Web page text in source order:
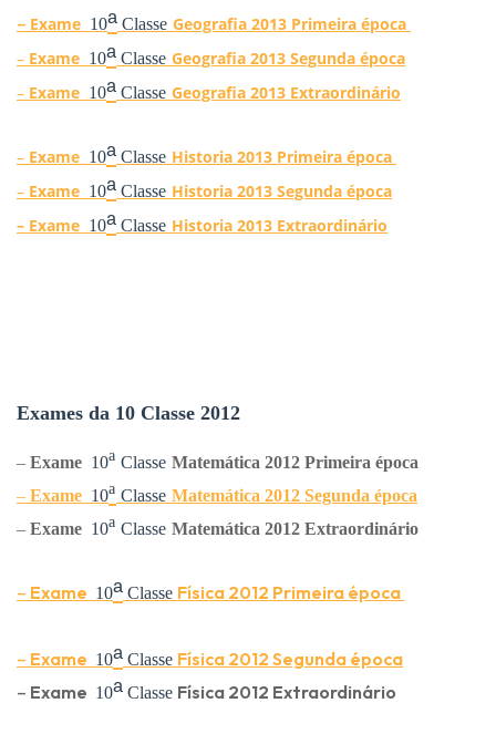
– Exame 10ᵃ Classe Geografia 2013 Primeira época
– Exame 10ᵃ Classe Geografia 2013 Segunda época
– Exame 10ᵃ Classe Geografia 2013 Extraordinário
– Exame 10ᵃ Classe Historia 2013 Primeira época
– Exame 10ᵃ Classe Historia 2013 Segunda época
– Exame 10ᵃ Classe Historia 2013 Extraordinário
Exames da 10 Classe 2012
– Exame 10ᵃ Classe Matemática 2012 Primeira época
– Exame 10ᵃ Classe Matemática 2012 Segunda época
– Exame 10ᵃ Classe Matemática 2012 Extraordinário
– Exame 10ᵃ Classe Física 2012 Primeira época
– Exame 10ᵃ Classe Física 2012 Segunda época
– Exame 10ᵃ Classe Física 2012 Extraordinário